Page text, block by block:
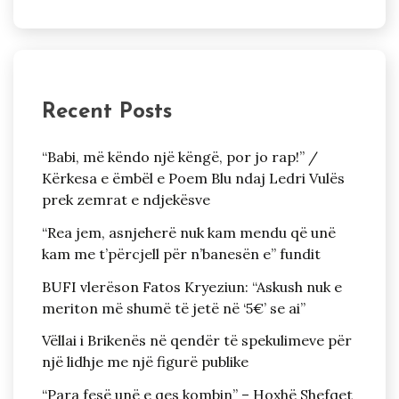
Recent Posts
“Babi, më këndo një këngë, por jo rap!” /
Kërkesa e ëmbël e Poem Blu ndaj Ledri Vulës
prek zemrat e ndjekësve
“Rea jem, asnjeherë nuk kam mendu që unë
kam me t’përcjell për n’banesën e” fundit
BUFI vlerëson Fatos Kryeziun: “Askush nuk e
meriton më shumë të jetë në ‘5€’ se ai”
Vëllai i Brikenës në qendër të spekulimeve për
një lidhje me një figurë publike
“Para fesë unë e qes kombin” – Hoxhë Shefqet